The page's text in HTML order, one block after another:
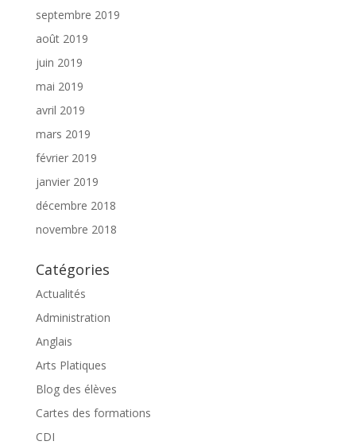
septembre 2019
août 2019
juin 2019
mai 2019
avril 2019
mars 2019
février 2019
janvier 2019
décembre 2018
novembre 2018
Catégories
Actualités
Administration
Anglais
Arts Platiques
Blog des élèves
Cartes des formations
CDI